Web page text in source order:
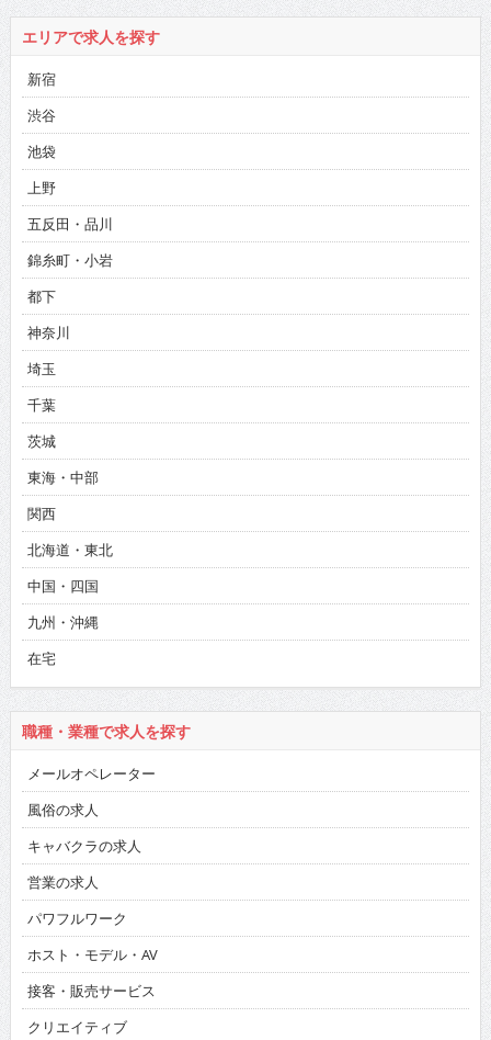
エリアで求人を探す
新宿
渋谷
池袋
上野
五反田・品川
錦糸町・小岩
都下
神奈川
埼玉
千葉
茨城
東海・中部
関西
北海道・東北
中国・四国
九州・沖縄
在宅
職種・業種で求人を探す
メールオペレーター
風俗の求人
キャバクラの求人
営業の求人
パワフルワーク
ホスト・モデル・AV
接客・販売サービス
クリエイティブ